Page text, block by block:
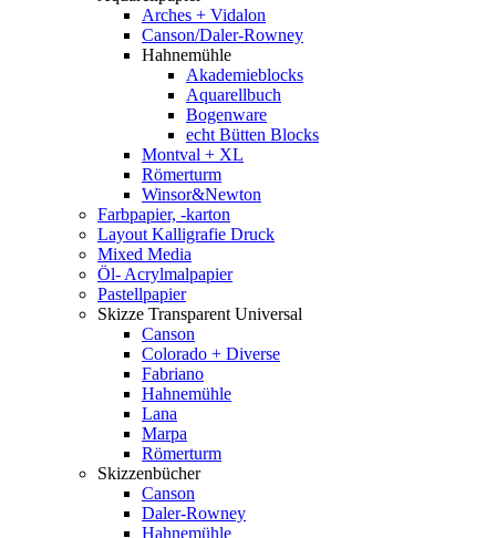
Arches + Vidalon
Canson/Daler-Rowney
Hahnemühle
Akademieblocks
Aquarellbuch
Bogenware
echt Bütten Blocks
Montval + XL
Römerturm
Winsor&Newton
Farbpapier, -karton
Layout Kalligrafie Druck
Mixed Media
Öl- Acrylmalpapier
Pastellpapier
Skizze Transparent Universal
Canson
Colorado + Diverse
Fabriano
Hahnemühle
Lana
Marpa
Römerturm
Skizzenbücher
Canson
Daler-Rowney
Hahnemühle